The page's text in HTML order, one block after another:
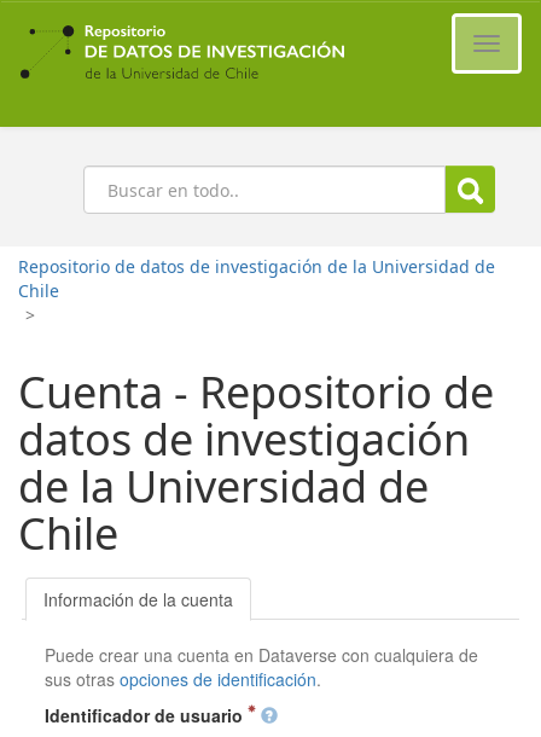
Ir
contenido
principal
Buscar
Repositorio de datos de investigación de la Universidad de
Chile
>
Cuenta - Repositorio de
datos de investigación
de la Universidad de
Chile
Información de la cuenta
Puede crear una cuenta en Dataverse con cualquiera de
sus otrasopciones de identificación.
Identificador de usuario